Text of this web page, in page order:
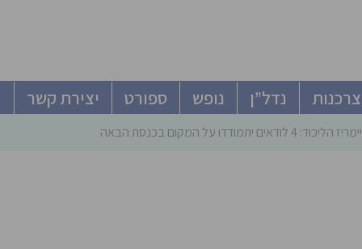
צרכנות נדל”ן נופש ספורט יצירת קשר
יתמודדו על המקום בכנסת הבאה